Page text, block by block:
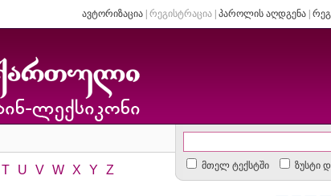
ავტორიზაცია| რეგისტრაცია| პაროლის აღდგენა|
მთელ ტექსტში ზუსტი
T U V W X Y Z